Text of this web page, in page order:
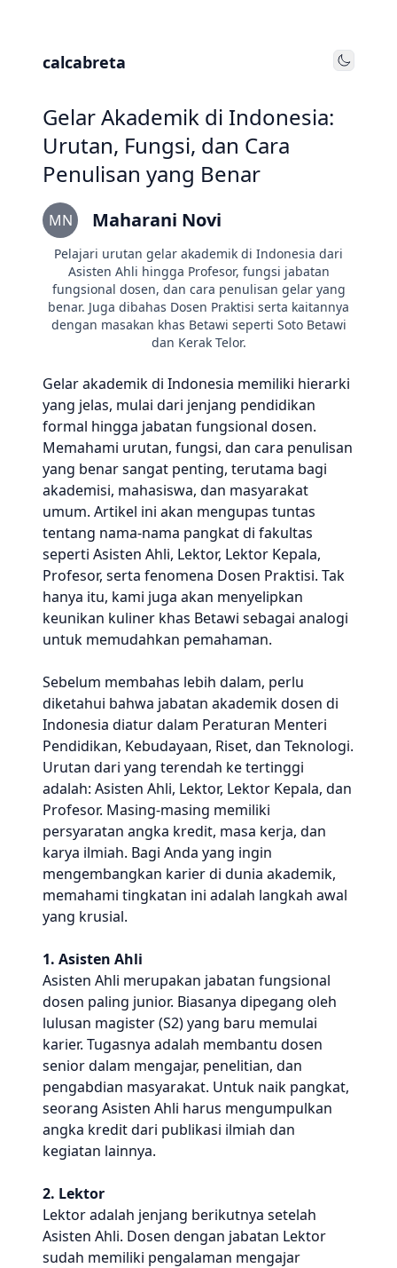
calcabreta Toggle
Gelar Akademik di Indonesia:
Urutan, Fungsi, dan Cara
Penulisan yang Benar
MN Maharani Novi
Pelajari urutan gelar akademik di Indonesia dari
Asisten Ahli hingga Profesor, fungsi jabatan
fungsional dosen, dan cara penulisan gelar yang
benar. Juga dibahas Dosen Praktisi serta kaitannya
dengan masakan khas Betawi seperti Soto Betawi
dan Kerak Telor.
Gelar akademik di Indonesia memiliki hierarki
yang jelas, mulai dari jenjang pendidikan
formal hingga jabatan fungsional dosen.
Memahami urutan, fungsi, dan cara penulisan
yang benar sangat penting, terutama bagi
akademisi, mahasiswa, dan masyarakat
umum. Artikel ini akan mengupas tuntas
tentang nama-nama pangkat di fakultas
seperti Asisten Ahli, Lektor, Lektor Kepala,
Profesor, serta fenomena Dosen Praktisi. Tak
hanya itu, kami juga akan menyelipkan
keunikan kuliner khas Betawi sebagai analogi
untuk memudahkan pemahaman.
Sebelum membahas lebih dalam, perlu
diketahui bahwa jabatan akademik dosen di
Indonesia diatur dalam Peraturan Menteri
Pendidikan, Kebudayaan, Riset, dan Teknologi.
Urutan dari yang terendah ke tertinggi
adalah: Asisten Ahli, Lektor, Lektor Kepala, dan
Profesor. Masing-masing memiliki
persyaratan angka kredit, masa kerja, dan
karya ilmiah. Bagi Anda yang ingin
mengembangkan karier di dunia akademik,
memahami tingkatan ini adalah langkah awal
yang krusial.
1. Asisten Ahli
Asisten Ahli merupakan jabatan fungsional
dosen paling junior. Biasanya dipegang oleh
lulusan magister (S2) yang baru memulai
karier. Tugasnya adalah membantu dosen
senior dalam mengajar, penelitian, dan
pengabdian masyarakat. Untuk naik pangkat,
seorang Asisten Ahli harus mengumpulkan
angka kredit dari publikasi ilmiah dan
kegiatan lainnya.
2. Lektor
Lektor adalah jenjang berikutnya setelah
Asisten Ahli. Dosen dengan jabatan Lektor
sudah memiliki pengalaman mengajar